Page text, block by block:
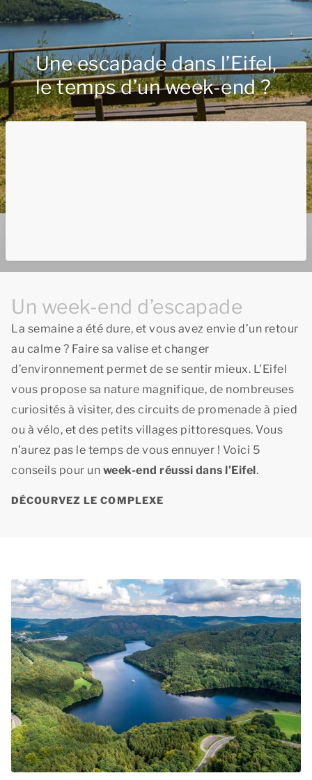
Une escapade dans l’Eifel,
le temps d’un week-end ?
Un week-end d’escapade
La semaine a été dure, et vous avez envie d’un retour
au calme ? Faire sa valise et changer
d’environnement permet de se sentir mieux. L’Eifel
vous propose sa nature magnifique, de nombreuses
curiosités à visiter, des circuits de promenade à pied
ou à vélo, et des petits villages pittoresques. Vous
n’aurez pas le temps de vous ennuyer ! Voici 5
conseils pour un week-end réussi dans l’Eifel.
DÉCOURVEZ LE COMPLEXE